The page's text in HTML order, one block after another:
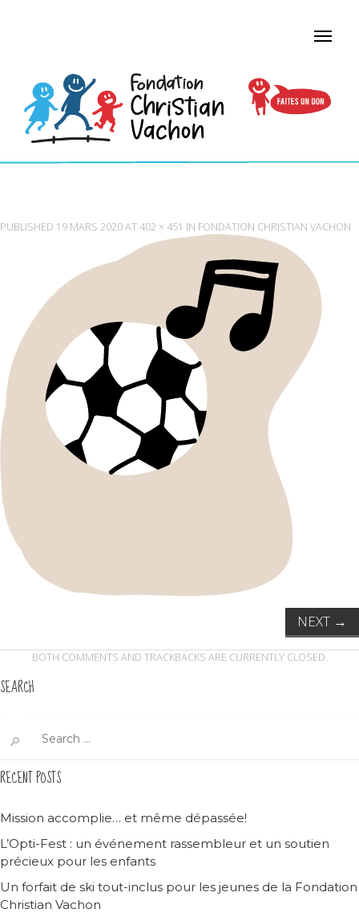
PUBLISHED 19 MARS 2020AT 402 × 451 IN FONDATION CHRISTIAN VACHON
NEXT →
BOTH COMMENTS AND TRACKBACKS ARE CURRENTLY CLOSED.
SEARCH
for:
RECENT POSTS
Mission accomplie… et même dépassée!
L’Opti-Fest : un événement rassembleur et un soutien
précieux pour les enfants
Un forfait de ski tout-inclus pour les jeunes de la Fondation
Christian Vachon